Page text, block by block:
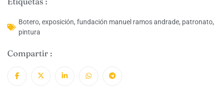
Botero, exposición, fundación manuel ramos andrade, patronato,
pintura
Compartir :